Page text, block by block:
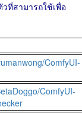
ที่สามารถใช้เพื่อ
ComfyUI-
ComfyUI-